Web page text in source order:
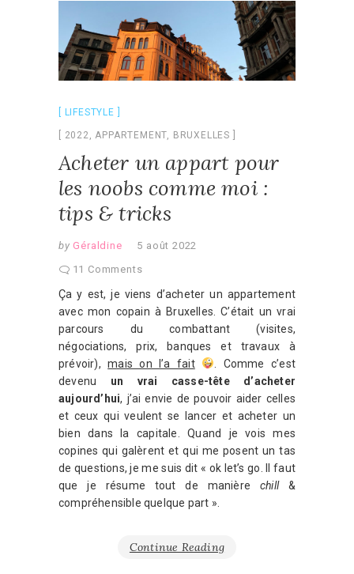
LIFESTYLE
2022,APPARTEMENT, BRUXELLES
Acheter un appart pour
les noobs comme moi :
tips & tricks
by Géraldine
5 août 2022
11 Comments
Ça y est, je viens d’acheter un appartement
avec mon copain à Bruxelles. C’était un vrai
parcours du combattant (visites,
négociations, prix, banques et travaux à
prévoir),mais on l’a fait
Comme c’est
devenu un vrai casse-tête d’acheter
aujourd’hui, j’ai envie de pouvoir aider celles
et ceux qui veulent se lancer et acheter un
bien dans la capitale. Quand je vois mes
copines qui galèrent et qui me posent un tas
de questions, je me suis dit « ok let’s go. Il faut
que je résume tout de manière chill&
compréhensible quelque part ».
Continue Reading